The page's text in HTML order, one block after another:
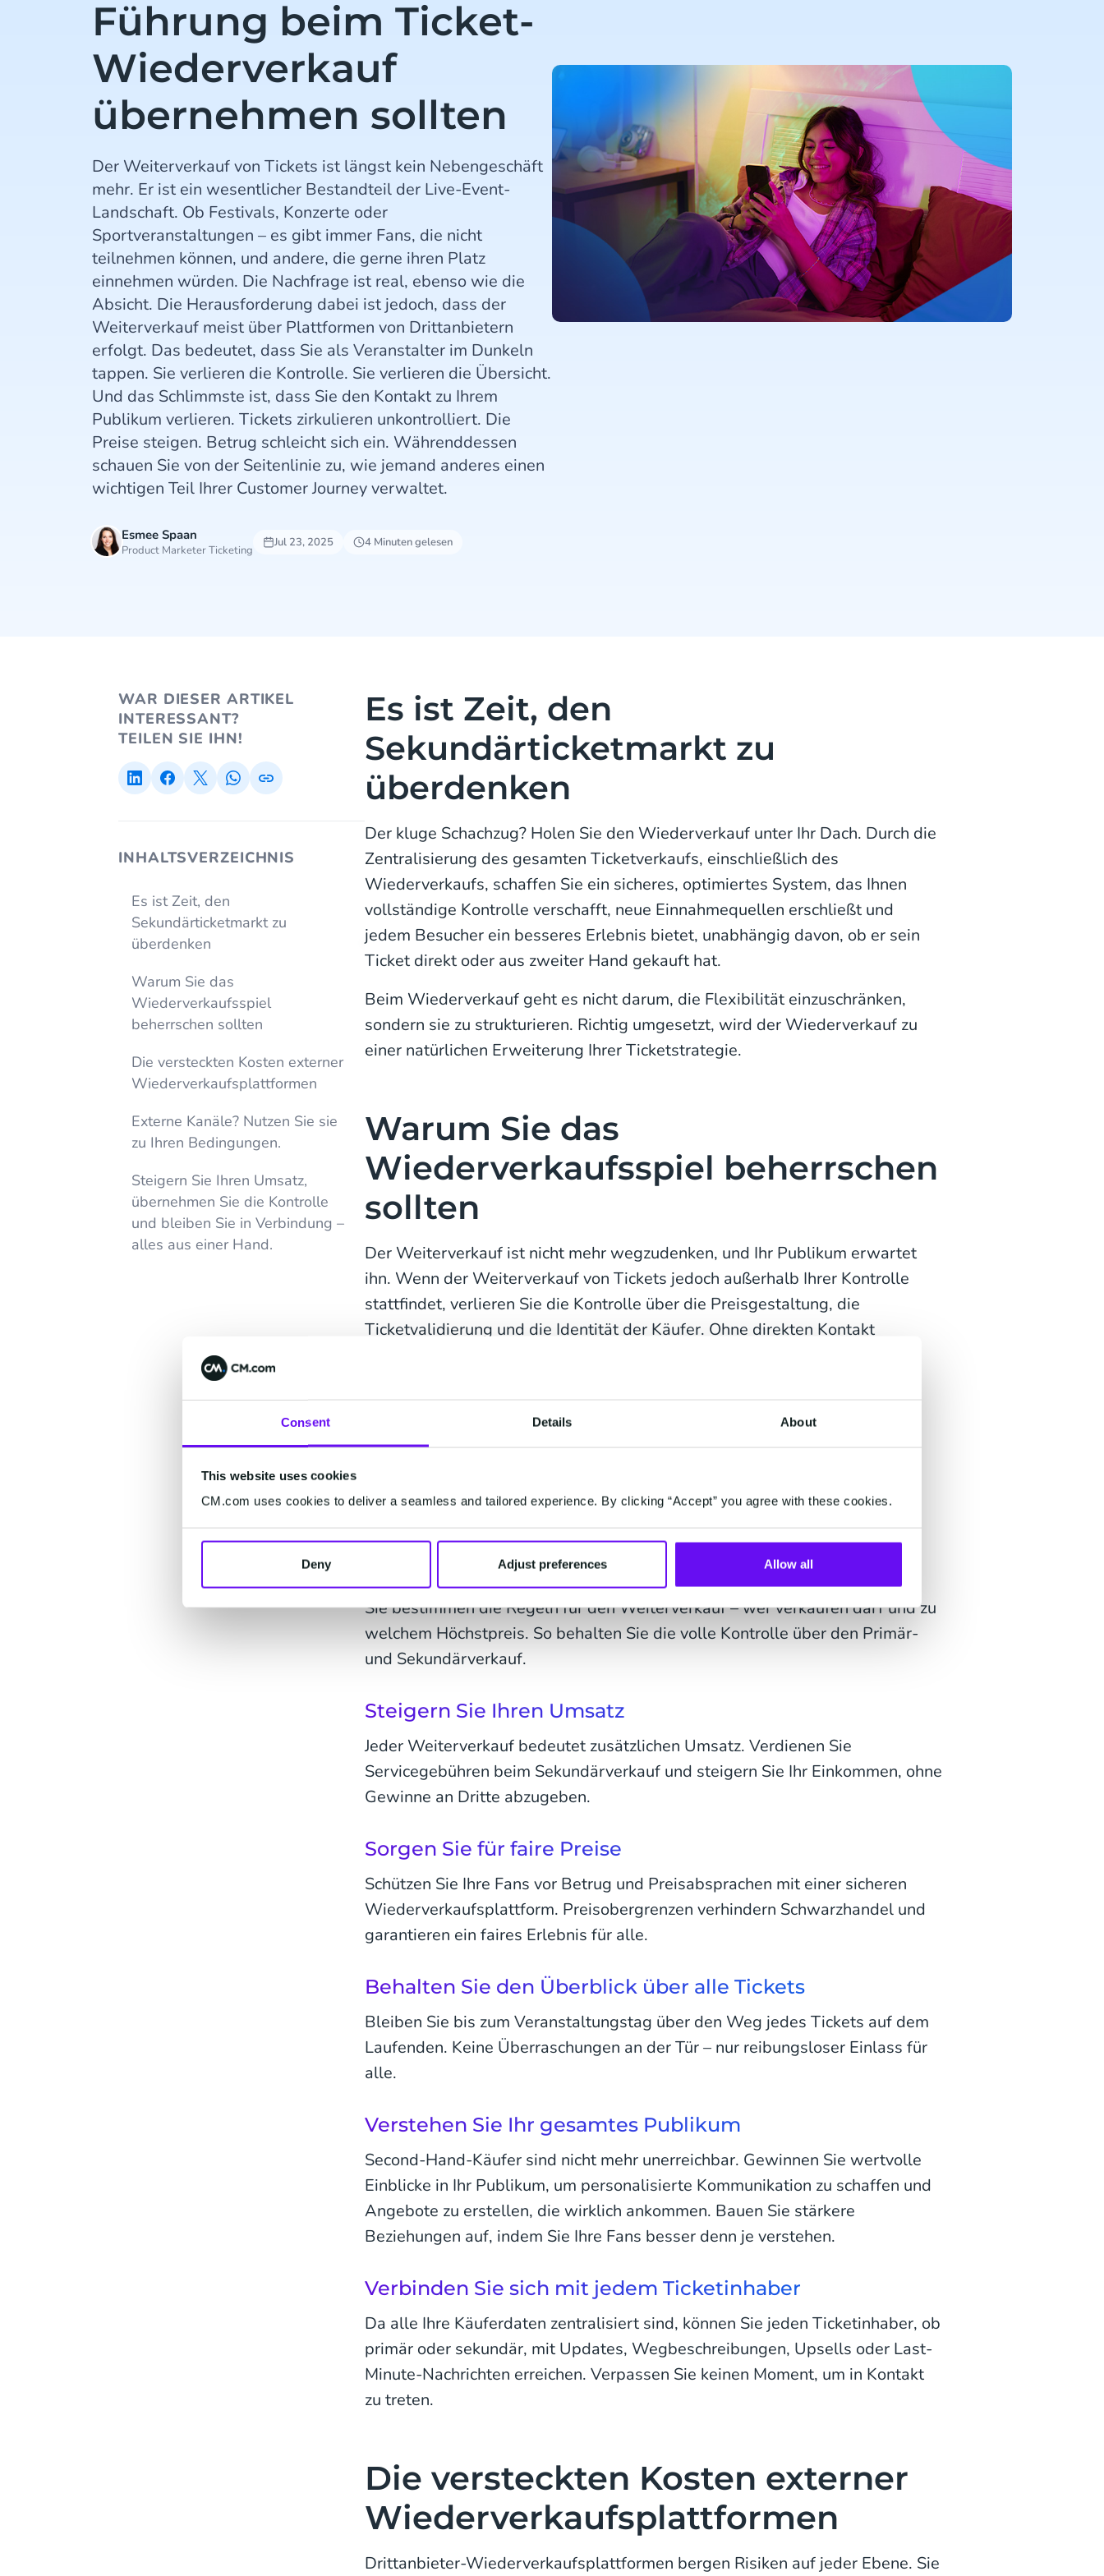
Consent Details About
This website uses cookies
CM.com uses cookies to deliver a seamless and tailored experience. By clicking “Accept” you agree with these cookies.
Deny Adjust preferences Allow all
Führung beim Ticket-
Wiederverkauf
übernehmen sollten
Der Weiterverkauf von Tickets ist längst kein Nebengeschäft
mehr. Er ist ein wesentlicher Bestandteil der Live-Event-
Landschaft. Ob Festivals, Konzerte oder
Sportveranstaltungen – es gibt immer Fans, die nicht
teilnehmen können, und andere, die gerne ihren Platz
einnehmen würden. Die Nachfrage ist real, ebenso wie die
Absicht. Die Herausforderung dabei ist jedoch, dass der
Weiterverkauf meist über Plattformen von Drittanbietern
erfolgt. Das bedeutet, dass Sie als Veranstalter im Dunkeln
tappen. Sie verlieren die Kontrolle. Sie verlieren die Übersicht.
Und das Schlimmste ist, dass Sie den Kontakt zu Ihrem
Publikum verlieren. Tickets zirkulieren unkontrolliert. Die
Preise steigen. Betrug schleicht sich ein. Währenddessen
schauen Sie von der Seitenlinie zu, wie jemand anderes einen
wichtigen Teil Ihrer Customer Journey verwaltet.
Esmee Spaan
Product Marketer Ticketing
Jul 23, 2025 4 Minuten gelesen
WAR DIESER ARTIKEL
INTERESSANT?
TEILEN SIE IHN!
INHALTSVERZEICHNIS
Es ist Zeit, den
Sekundärticketmarkt zu
überdenken
Warum Sie das
Wiederverkaufsspiel
beherrschen sollten
Die versteckten Kosten externer
Wiederverkaufsplattformen
Externe Kanäle? Nutzen Sie sie
zu Ihren Bedingungen.
Steigern Sie Ihren Umsatz,
übernehmen Sie die Kontrolle
und bleiben Sie in Verbindung –
alles aus einer Hand.
Es ist Zeit, den
Sekundärticketmarkt zu
überdenken
Der kluge Schachzug? Holen Sie den Wiederverkauf unter Ihr Dach. Durch die
Zentralisierung des gesamten Ticketverkaufs, einschließlich des
Wiederverkaufs, schaffen Sie ein sicheres, optimiertes System, das Ihnen
vollständige Kontrolle verschafft, neue Einnahmequellen erschließt und
jedem Besucher ein besseres Erlebnis bietet, unabhängig davon, ob er sein
Ticket direkt oder aus zweiter Hand gekauft hat.
Beim Wiederverkauf geht es nicht darum, die Flexibilität einzuschränken,
sondern sie zu strukturieren. Richtig umgesetzt, wird der Wiederverkauf zu
einer natürlichen Erweiterung Ihrer Ticketstrategie.
Warum Sie das
Wiederverkaufsspiel beherrschen
sollten
Der Weiterverkauf ist nicht mehr wegzudenken, und Ihr Publikum erwartet
ihn. Wenn der Weiterverkauf von Tickets jedoch außerhalb Ihrer Kontrolle
stattfindet, verlieren Sie die Kontrolle über die Preisgestaltung, die
Ticketvalidierung und die Identität der Käufer. Ohne direkten Kontakt
Integrieren Sie den Weiterverkauf in Ihr Ticket-Ökosystem und verwandeln
Sie das Erlebnis. Erhalten Sie vollständige Transparenz vom ursprünglichen
einer Chance, die Fan-Erfahrung zu vertiefen. Hier erfahren Sie, welche
Behalten Sie die Kontrolle
Sie bestimmen die Regeln für den Weiterverkauf – wer verkaufen darf und zu
welchem Höchstpreis. So behalten Sie die volle Kontrolle über den Primär-
und Sekundärverkauf.
Steigern Sie Ihren Umsatz
Jeder Weiterverkauf bedeutet zusätzlichen Umsatz. Verdienen Sie
Servicegebühren beim Sekundärverkauf und steigern Sie Ihr Einkommen, ohne
Gewinne an Dritte abzugeben.
Sorgen Sie für faire Preise
Schützen Sie Ihre Fans vor Betrug und Preisabsprachen mit einer sicheren
Wiederverkaufsplattform. Preisobergrenzen verhindern Schwarzhandel und
garantieren ein faires Erlebnis für alle.
Behalten Sie den Überblick über alle Tickets
Bleiben Sie bis zum Veranstaltungstag über den Weg jedes Tickets auf dem
Laufenden. Keine Überraschungen an der Tür – nur reibungsloser Einlass für
alle.
Verstehen Sie Ihr gesamtes Publikum
Second-Hand-Käufer sind nicht mehr unerreichbar. Gewinnen Sie wertvolle
Einblicke in Ihr Publikum, um personalisierte Kommunikation zu schaffen und
Angebote zu erstellen, die wirklich ankommen. Bauen Sie stärkere
Beziehungen auf, indem Sie Ihre Fans besser denn je verstehen.
Verbinden Sie sich mit jedem Ticketinhaber
Da alle Ihre Käuferdaten zentralisiert sind, können Sie jeden Ticketinhaber, ob
primär oder sekundär, mit Updates, Wegbeschreibungen, Upsells oder Last-
Minute-Nachrichten erreichen. Verpassen Sie keinen Moment, um in Kontakt
zu treten.
Die versteckten Kosten externer
Wiederverkaufsplattformen
Drittanbieter-Wiederverkaufsplattformen bergen Risiken auf jeder Ebene. Sie